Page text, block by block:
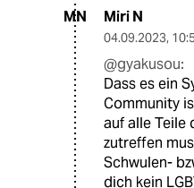
MN Miri N
04.09.2023,
@gyakusou:
Dass es ein
Community
auf alle Teile
zutreffen
Schwulen-
dich kein